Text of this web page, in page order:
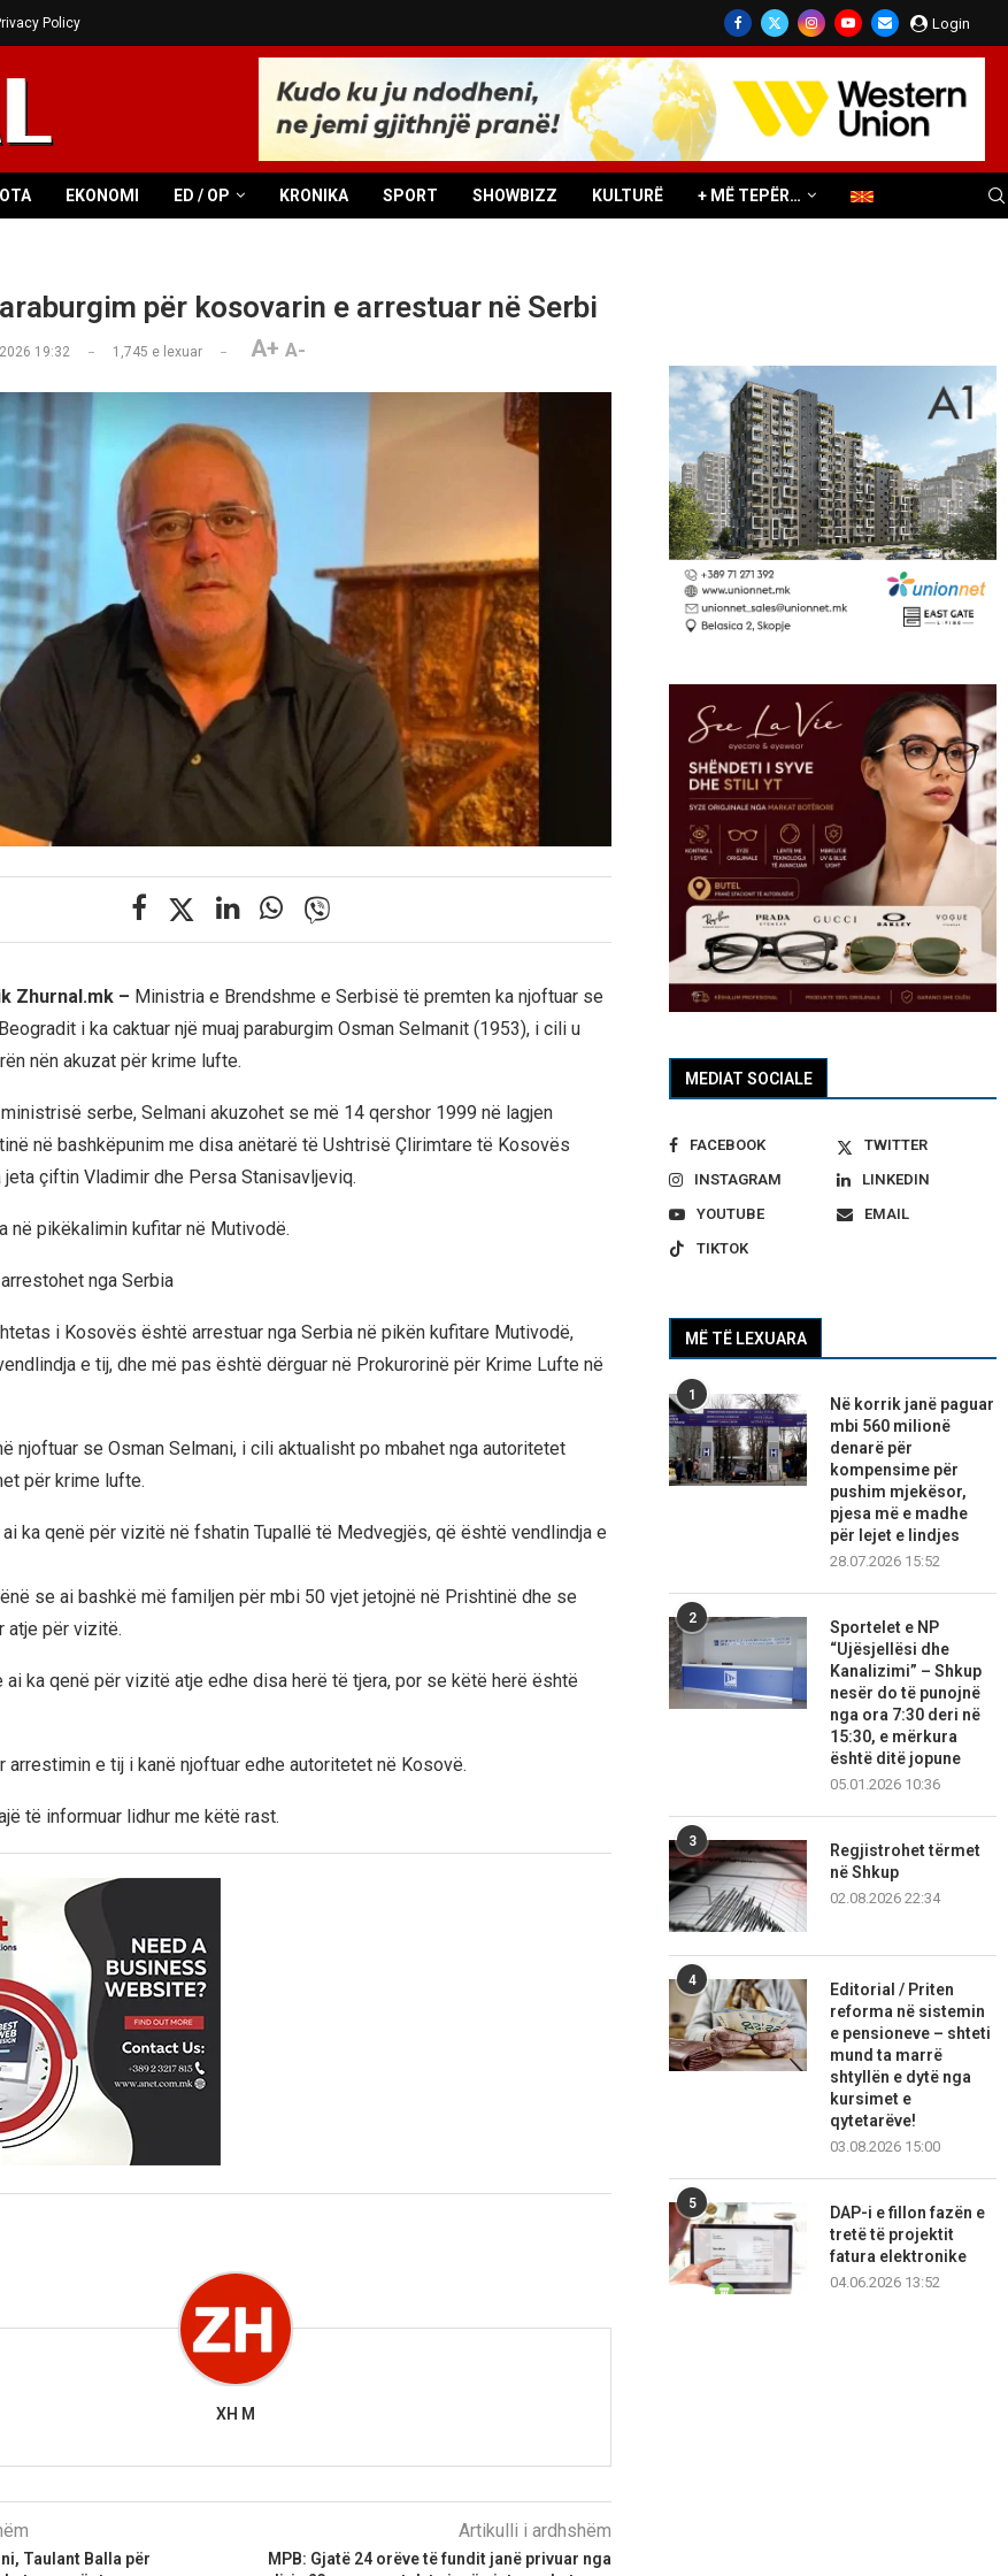
Policy Login
EKONOMI ED / OP KRONIKA SPORT SHOWBIZZ KULTURË + MË TEPËR…
për kosovarin e arrestuar në Serbi
19:32 1,745 e lexuar A+ A-
Zhurnal.mk – Ministria e Brendshme e Serbisë të premten ka njoftuar se
i ka caktuar një muaj paraburgim Osman Selmanit (1953), i cili u
nën akuzat për krime lufte.
serbe, Selmani akuzohet se më 14 qershor 1999 në lagjen
në bashkëpunim me disa anëtarë të Ushtrisë Çlirimtare të Kosovës
jeta çiftin Vladimir dhe Persa Stanisavljeviq.
në pikëkalimin kufitar në Mutivodë.
nga Serbia
i Kosovës është arrestuar nga Serbia në pikën kufitare Mutivodë,
e tij, dhe më pas është dërguar në Prokurorinë për Krime Lufte në
njoftuar se Osman Selmani, i cili aktualisht po mbahet nga autoritetet
për krime lufte.
ka qenë për vizitë në fshatin Tupallë të Medvegjës, që është vendlindja e
se ai bashkë më familjen për mbi 50 vjet jetojnë në Prishtinë dhe se
atje për vizitë.
ai ka qenë për vizitë atje edhe disa herë të tjera, por se këtë herë është
arrestimin e tij i kanë njoftuar edhe autoritetet në Kosovë.
të informuar lidhur me këtë rast.
XH M
Taulant Balla për
Artikulli i ardhshëm
MPB: Gjatë 24 orëve të fundit janë privuar nga
MEDIAT SOCIALE
FACEBOOK
TWITTER
INSTAGRAM
LINKEDIN
YOUTUBE
EMAIL
TIKTOK
MË TË LEXUARA
1
Në korrik janë paguar
mbi 560 milionë
denarë për
kompensime për
pushim mjekësor,
pjesa më e madhe
për lejet e lindjes
28.07.2026 15:52
2
Sportelet e NP
“Ujësjellësi dhe
Kanalizimi” – Shkup
nesër do të punojnë
nga ora 7:30 deri në
15:30, e mërkura
është ditë jopune
05.01.2026 10:36
3
Regjistrohet tërmet
në Shkup
02.08.2026 22:34
4
Editorial / Priten
reforma në sistemin
e pensioneve – shteti
mund ta marrë
shtyllën e dytë nga
kursimet e
qytetarëve!
03.08.2026 15:00
5
DAP-i e fillon fazën e
tretë të projektit
fatura elektronike
04.06.2026 13:52